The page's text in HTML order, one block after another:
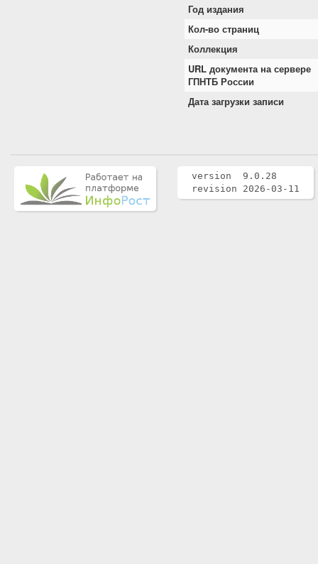
Год издания
Кол-во страниц
Коллекция
URL документа на сервере
ГПНТБ России
Дата загрузки записи
version 9.0.28
revision 2026-03-11